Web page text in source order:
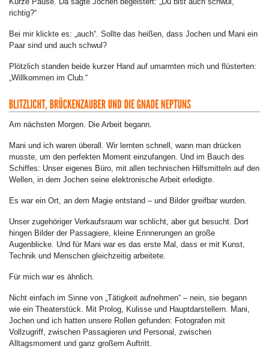
richtig?“
Bei mir klickte es: „auch“. Sollte das heißen, dass Jochen und Mani ein
Paar sind und auch schwul?
Plötzlich standen beide kurzer Hand auf umarmten mich und flüsterten:
„Willkommen im Club.“
Am nächsten Morgen. Die Arbeit begann.
Mani und ich waren überall. Wir lernten schnell, wann man drücken
musste, um den perfekten Moment einzufangen. Und im Bauch des
Schiffes: Unser eigenes Büro, mit allen technischen Hilfsmitteln auf den
Wellen, in dem Jochen seine elektronische Arbeit erledigte.
Es war ein Ort, an dem Magie entstand – und Bilder greifbar wurden.
Unser zugehöriger Verkaufsraum war schlicht, aber gut besucht. Dort
hingen Bilder der Passagiere, kleine Erinnerungen an große
Augenblicke. Und für Mani war es das erste Mal, dass er mit Kunst,
Technik und Menschen gleichzeitig arbeitete.
Für mich war es ähnlich.
Nicht einfach im Sinne von „Tätigkeit aufnehmen“ – nein, sie begann
wie ein Theaterstück. Mit Prolog, Kulisse und Hauptdarstellern. Mani,
Jochen und ich hatten unsere Rollen gefunden: Fotografen mit
Vollzugriff, zwischen Passagieren und Personal, zwischen
Alltagsmoment und ganz großem Auftritt.